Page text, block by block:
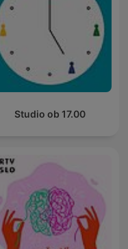
Studio ob 17.00